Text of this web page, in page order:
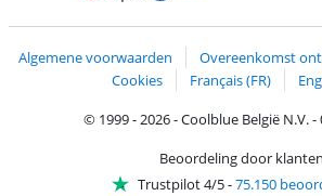
Algemene voorwaarden Overeenkomst
Cookies
Français (FR)
© 1999 - 2026 - Coolblue België N.V. -
Beoordeling door
Trustpilot 4/5-75.150